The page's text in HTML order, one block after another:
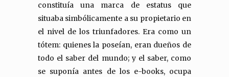
constituía una marca de estatus que
situaba simbólicamente a su propietario en
el nivel de los triunfadores. Era como un
tótem: quienes la poseían, eran dueños de
todo el saber del mundo; y el saber, como
se suponía antes de los e-books, ocupa